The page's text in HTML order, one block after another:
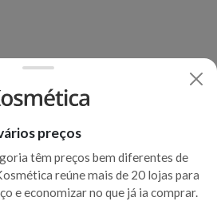
preços
têm preços bem diferentes de
reúne mais de 20 lojas para
e economizar no que já ia comprar.